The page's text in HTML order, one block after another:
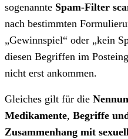
sogenannte Spam-Filter
nach bestimmten
„Gewinnspiel“ oder „kein
diesen Begriffen im
nicht erst ankommen.
Gleiches gilt für die
Medikamente, Begriffe
Zusammenhang mit